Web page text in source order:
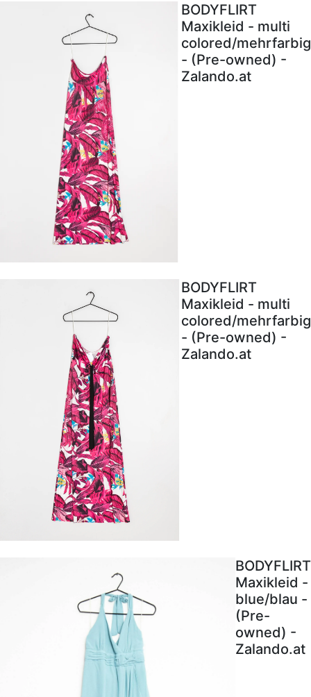
BODYFLIRT
Maxikleid - multi
colored/mehrfarbig
- (Pre-owned) -
Zalando.at
BODYFLIRT
Maxikleid - multi
colored/mehrfarbig
- (Pre-owned) -
Zalando.at
BODYFLIRT
Maxikleid -
blue/blau -
(Pre-
owned) -
Zalando.at